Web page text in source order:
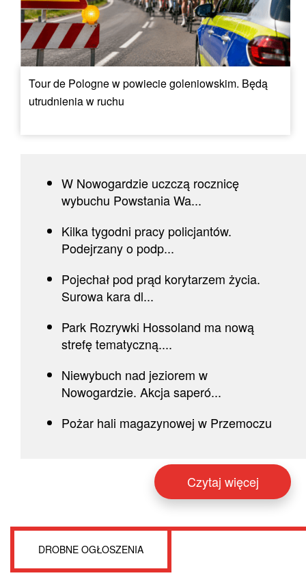
Tour de Pologne w powiecie goleniowskim. Będą
utrudnienia w ruchu
W Nowogardzie uczczą rocznicę
wybuchu Powstania Wa...
Kilka tygodni pracy policjantów.
Podejrzany o podp...
Pojechał pod prąd korytarzem życia.
Surowa kara dl...
Park Rozrywki Hossoland ma nową
strefę tematyczną....
Niewybuch nad jeziorem w
Nowogardzie. Akcja saperó...
Pożar hali magazynowej w Przemoczu
Czytaj więcej
DROBNE OGŁOSZENIA